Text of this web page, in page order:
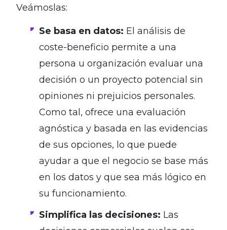
Veámoslas:
Se basa en datos: El análisis de
coste-beneficio permite a una
persona u organización evaluar una
decisión o un proyecto potencial sin
opiniones ni prejuicios personales.
Como tal, ofrece una evaluación
agnóstica y basada en las evidencias
de sus opciones, lo que puede
ayudar a que el negocio se base más
en los datos y que sea más lógico en
su funcionamiento.
Simplifica las decisiones: Las